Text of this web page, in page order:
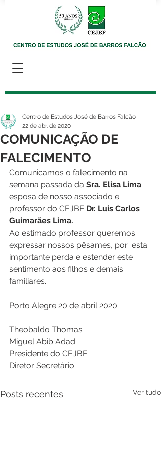
COMUNICAÇÃO DE
FALECIMENTO
Centro de Estudos José de Barros Falcão
22 de abr. de 2020
Comunicamos o falecimento na
semana passada da Sra. Elisa Lima
esposa de nosso associado e
professor do CEJBF Dr. Luis Carlos
Guimarães Lima.
Ao estimado professor queremos
expressar nossos pêsames, por  esta
importante perda e estender este
sentimento aos filhos e demais
familiares.
Porto Alegre 20 de abril 2020.
Theobaldo Thomas
Miguel Abib Adad
Presidente do CEJBF
Diretor Secretário
Posts recentes Ver tudo